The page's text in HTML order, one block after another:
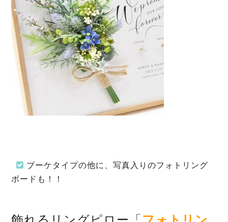
ブーケタイプの他に、写真入りのフォトリング
ボードも！！